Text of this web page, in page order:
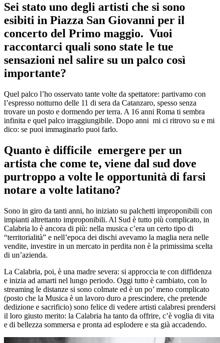
Sei stato uno degli artisti che si sono
esibiti in Piazza San Giovanni per il
concerto del Primo maggio. Vuoi
raccontarci quali sono state le tue
sensazioni nel salire su un palco così
importante?
Quel palco l’ho osservato tante volte da spettatore: partivamo con
l’espresso notturno delle 11 di sera da Catanzaro, spesso senza
trovare un posto e dormendo per terra. A 16 anni Roma ti sembra
infinita e quel palco irraggiungibile. Dopo anni mi ci ritrovo su e mi
dico: se puoi immaginarlo puoi farlo.
Quanto è difficile emergere per un
artista che come te, viene dal sud dove
purtroppo a volte le opportunità di farsi
notare a volte latitano?
Sono in giro da tanti anni, ho iniziato su palchetti improponibili con
impianti altrettanto improponibili. Al Sud è tutto più complicato, in
Calabria lo è ancora di più: nella musica c’era un certo tipo di
“territorialità” e nell’epoca dei dischi avevamo la maglia nera nelle
vendite, investire in un mercato in perdita non è la primissima scelta
di un’azienda.
La Calabria, poi, è una madre severa: si approccia te con diffidenza
e inizia ad amarti nel lungo periodo. Oggi tutto è cambiato, con lo
streaming le distanze si sono colmate ed è un po’ meno complicato
(posto che la Musica è un lavoro duro a prescindere, che pretende
dedizione e sacrificio) sono felice di vedere artisti calabresi prendersi
il loro giusto merito: la Calabria ha tanto da offrire, c’è voglia di vita
e di bellezza sommersa e pronta ad esplodere e sta già accadendo.